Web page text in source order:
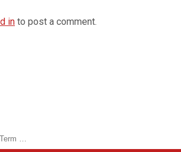
in to post a comment.